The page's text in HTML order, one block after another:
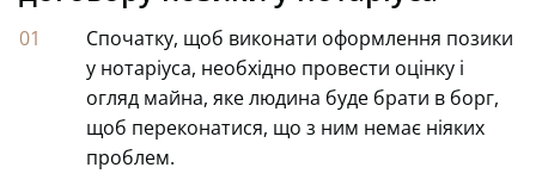
Спочатку, щоб виконати оформлення позики
у нотаріуса, необхідно провести оцінку і
огляд майна, яке людина буде брати в борг,
щоб переконатися, що з ним немає ніяких
проблем.